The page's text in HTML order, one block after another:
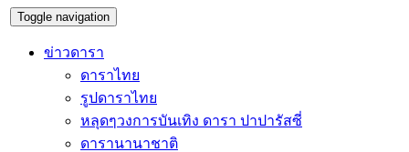
Toggle navigation
ข่าวดารา
ดาราไทย
รูปดาราไทย
หลุดๆวงการบันเทิง ดารา ปาปารัสซี่
ดารานานาชาติ